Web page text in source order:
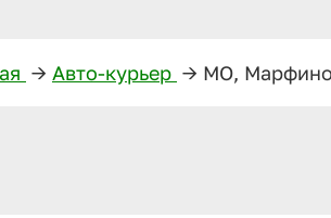
—> Авто-курьер —> МО,